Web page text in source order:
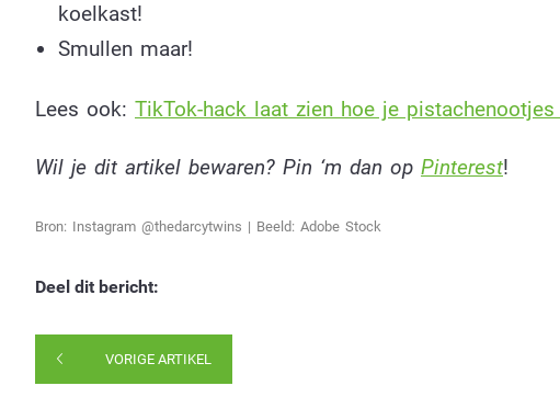
koelkast!
Smullen maar!
Lees ook: TikTok-hack laat zien hoe je
Wil je dit artikel bewaren? Pin ‘m dan op Pinterest!
Bron: Instagram @thedarcytwins | Beeld: Adobe Stock
Deel dit bericht:
VORIGE ARTIKEL